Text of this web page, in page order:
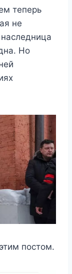
теперь
не
наследница
Но
постом.